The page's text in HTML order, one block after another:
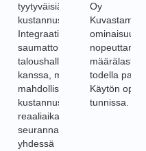
tyytyväisiä Fondionin
kustannusseurantaan!
Integraatiot toimivat
saumattomasti yhteen
taloushallinnon
kanssa, mikä
mahdollistaa
kustannusten
reaaliaikaisen
seurannan helposti
yhdessä
Oy
ominaisuus
nopeuttanut
todella
Käytön opin
tunnissa.